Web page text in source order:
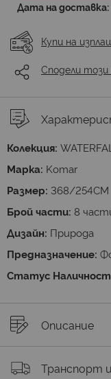
Дата на доставка:
Купи на
Сподели
Колекция:
Марка: Komar
Размер: 368/254СМ
Брой части: 8
Дизайн: Природа
Предназначение:
Статус
Описание
Транспорт